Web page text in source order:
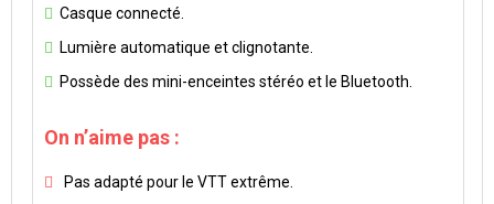
Casque connecté.
Lumière automatique et clignotante.
Possède des mini-enceintes stéréo et le Bluetooth.
On n’aime pas :
Pas adapté pour le VTT extrême.